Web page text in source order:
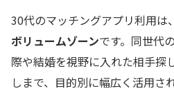
30代のマッチングアプリ利用は、
ボリュームゾーンです。同世代
際や結婚を視野に入れた相手探
しまで、目的別に幅広く活用さ